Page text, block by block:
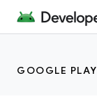
GOOGLE PLAY